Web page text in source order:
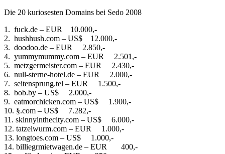
Die 20 kuriosesten Domains bei Sedo 2008
1. fuck.de – EUR 10.000,-
2. hushhush.com – US$ 12.000,-
3. doodoo.de – EUR 2.850,-
4. yummymummy.com – EUR 2.501,-
5. metzgermeister.com – EUR 2.430,-
6. null-sterne-hotel.de – EUR 2.000,-
7. seitensprung.tel – EUR 1.500,-
8. bob.by – US$ 2.000,-
9. eatmorchicken.com – US$ 1.900,-
10. §.com – US$ 7.282,-
11. skinnyinthecity.com – US$ 6.000,-
12. tatzelwurm.com – EUR 1.000,-
13. longtoes.com – US$ 1.000,-
14. billiegrmietwagen.de – EUR 400,-